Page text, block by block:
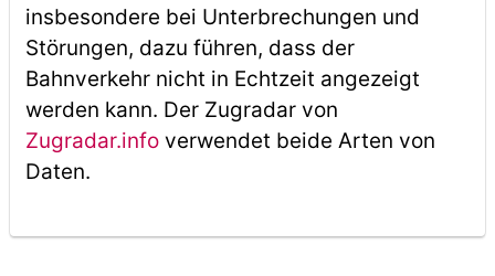
insbesondere bei Unterbrechungen und
Störungen, dazu führen, dass der
Bahnverkehr nicht in Echtzeit angezeigt
werden kann. Der Zugradar von
Zugradar.infoverwendet beide Arten von
Daten.